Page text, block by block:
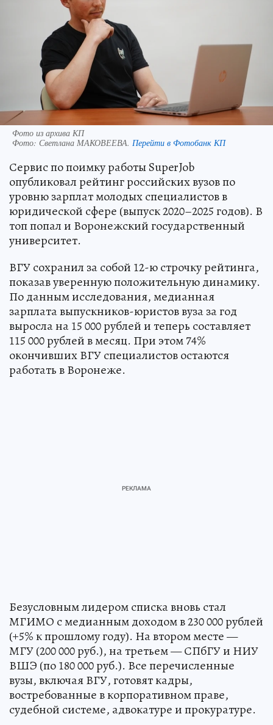
Фото из архива КП
Фото: Светлана МАКОВЕЕВА. Перейти в Фотобанк КП
Сервис по поимку работы SuperJob
опубликовал рейтинг российских вузов по
уровню зарплат молодых специалистов в
юридической сфере (выпуск 2020–2025 годов). В
топ попал и Воронежский государственный
университет.
ВГУ сохранил за собой 12-ю строчку рейтинга,
показав уверенную положительную динамику.
По данным исследования, медианная
зарплата выпускников-юристов вуза за год
выросла на 15 000 рублей и теперь составляет
115 000 рублей в месяц. При этом 74%
окончивших ВГУ специалистов остаются
работать в Воронеже.
Безусловным лидером списка вновь стал
МГИМО с медианным доходом в 230 000 рублей
(+5% к прошлому году). На втором месте —
МГУ (200 000 руб.), на третьем — СПбГУ и НИУ
ВШЭ (по 180 000 руб.). Все перечисленные
вузы, включая ВГУ, готовят кадры,
востребованные в корпоративном праве,
судебной системе, адвокатуре и прокуратуре.